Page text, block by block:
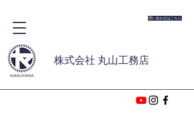
問い合わせはこちら
株式会社 丸山工務店